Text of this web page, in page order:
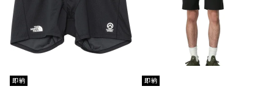
即納 即納